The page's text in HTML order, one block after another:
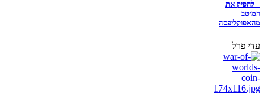
– להפיק את
המיטב
מהאפוקליפסה
עדי פרל